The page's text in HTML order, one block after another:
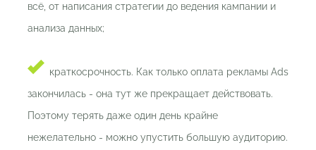
всё, от написания стратегии до ведения кампании и
анализа данных;
краткосрочность. Как только оплата рекламы Ads
закончилась - она тут же прекращает действовать.
Поэтому терять даже один день крайне
нежелательно - можно упустить большую аудиторию.